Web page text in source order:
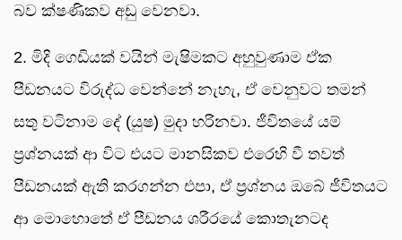
බව ක්ෂණිකව අඩු වෙනවා.
2. මිදි ගෙඩියක් වයින් මැෂිමකට අහුවුණාම ඒක
පීඩනයට විරුද්ධ වෙන්නේ නැහැ, ඒ වෙනුවට තමන්
සතු වටිනාම දේ (යුෂ) මුදා හරිනවා. ජීවිතයේ යම්
ප්‍රශ්නයක් ආ විට එයට මානසිකව එරෙහි වී තවත්
පීඩනයක් ඇති කරගන්න එපා, ඒ ප්‍රශ්නය ඔබේ ජීවිතයට
ආ මොහොතේ ඒ පීඩනය ශරීරයේ කොතැනටද